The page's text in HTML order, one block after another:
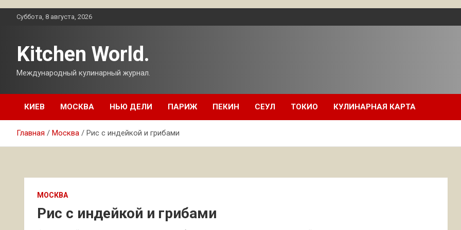
ПерейтиСуббота, 8 августа, 2026
Kitchen World.
Международный кулинарный журнал.
КИЕВ МОСКВА НЬЮ ДЕЛИ ПАРИЖ ПЕКИН СЕУЛ ТОКИО КУЛИНАРНАЯ КАРТА
Главная Москва Рис с индейкой и грибами
МОСКВА
Рис с индейкой и грибами